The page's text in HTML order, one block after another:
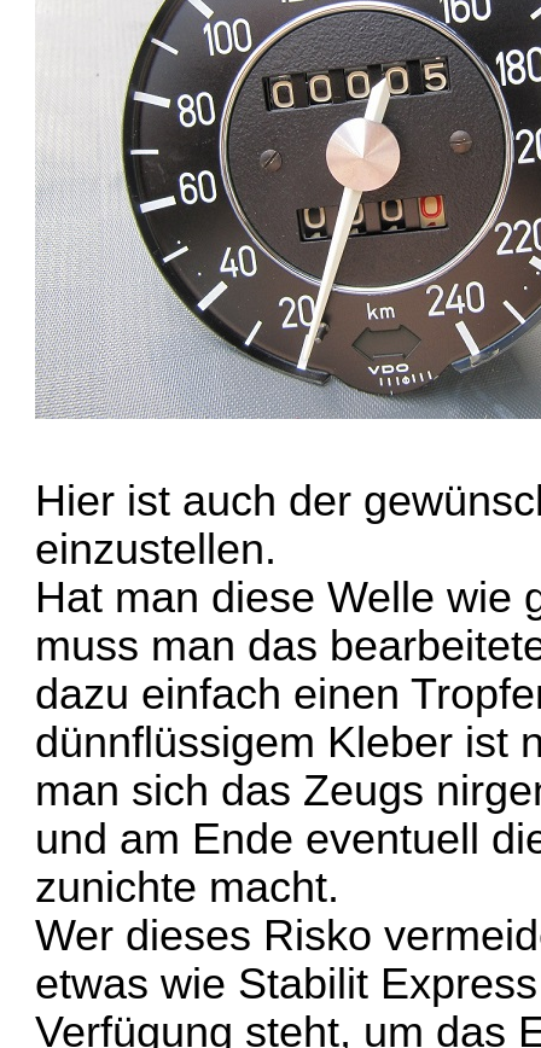
Hier ist auch der
einzustellen.
Hat man diese Welle wie
muss man das
dazu einfach einen
dünnflüssigem Kleber ist
man sich das Zeugs
und am Ende eventuell
zunichte macht.
Wer dieses Risko
etwas wie Stabilit
Verfügung steht, um das